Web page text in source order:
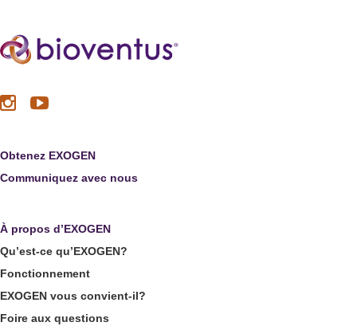
Obtenez EXOGEN
Communiquez avec nous
À propos d’EXOGEN
Qu’est-ce qu’EXOGEN?
Fonctionnement
EXOGEN vous convient-il?
Foire aux questions